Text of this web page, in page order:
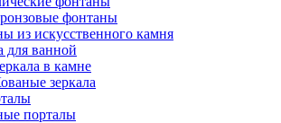
фонтаны
из искусственного камня
для ванной
в камне
зеркала
порталы